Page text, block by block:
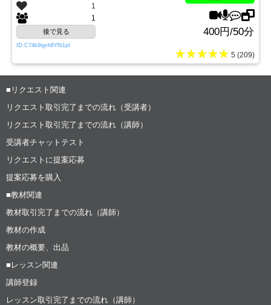
1
1
後で見る 400円/50分
ID:C74k9igvh8Yfb1pI
★★★★★ 5 (209)
■リクエスト関連
リクエスト取引完了までの流れ（受講者）
リクエスト取引完了までの流れ（講師）
受講者チャットテスト
リクエストに提案応募
提案応募を購入
■教材関連
教材取引完了までの流れ（講師）
教材の作成
教材の概要、出品
■レッスン関連
講師登録
レッスン取引完了までの流れ（講師）